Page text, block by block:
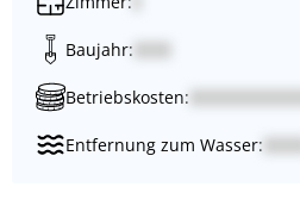
Baujahr:
Betriebskosten:
Entfernung zum Wasser: